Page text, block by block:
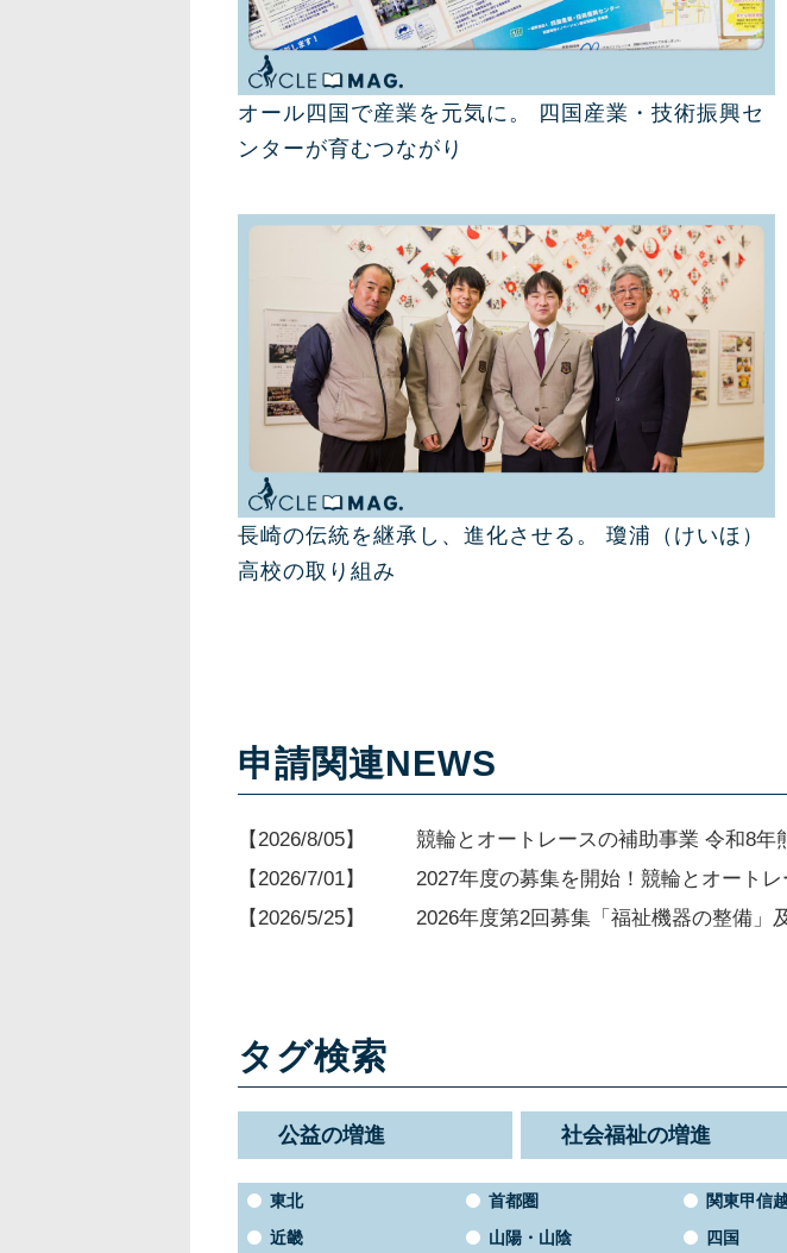
オール四国で産業を元気に。 四国産業・技術振興セ
ンターが育むつながり
長崎の伝統を継承し、進化させる。 瓊浦（けいほ）
高校の取り組み
申請関連NEWS
2026/8/05
競輪とオートレースの補助事業 令和8
2026/7/01
2027年度の募集を開始！競輪とオート
2026/5/25
2026年度第2回募集「福祉機器の整備」
タグ検索
公益の増進 社会福祉の増進
東北 首都圏 関東甲信
近畿
山陽・山陰 四国